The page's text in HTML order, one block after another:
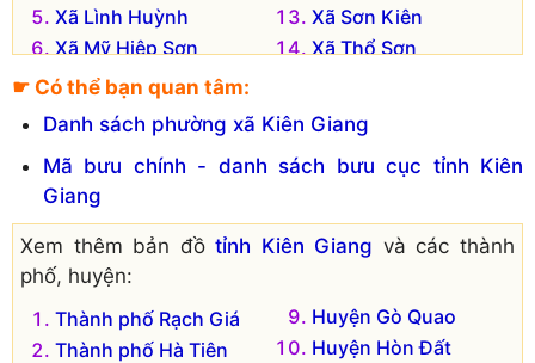
Xã Lình Huỳnh
Xã Mỹ Hiệp Sơn
Xã Mỹ Lâm
Xã Sơn Kiên
Xã Thổ Sơn
☛ Có thể bạn quan tâm:
Danh sách phường xã Kiên Giang
Mã bưu chính - danh sách bưu cục tỉnh Kiên
Giang
Xem thêm bản đồtỉnh Kiên Giang và các thành
phố, huyện:
Thành phố Rạch Giá
Thành phố Hà Tiên
Huyện Gò Quao
Huyện Hòn Đất